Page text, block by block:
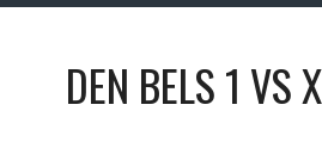
DEN BELS 1 VS